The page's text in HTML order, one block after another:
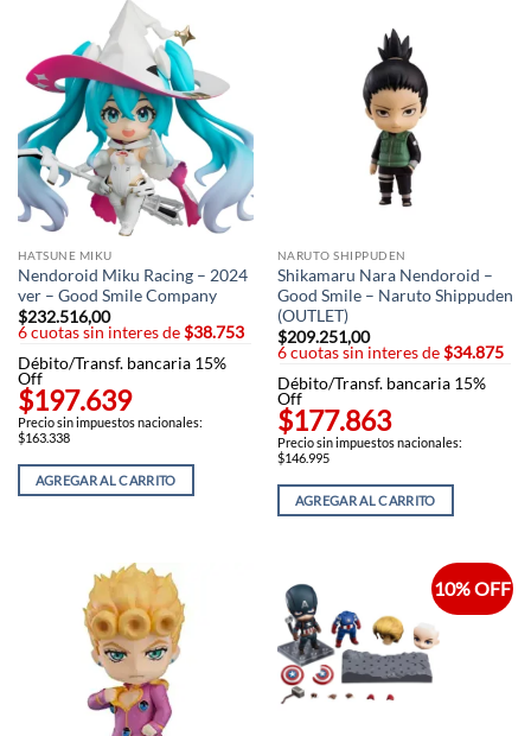
HATSUNE MIKU
Nendoroid Miku Racing – 2024
ver – Good Smile Company
$232.516,00
6 cuotas sin interes de$38.753
Débito/Transf. bancaria 15%
Off
$197.639
Precio sin impuestos nacionales:
$163.338
AGREGAR AL CARRITO
NARUTO SHIPPUDEN
Shikamaru Nara Nendoroid –
Good Smile – Naruto Shippuden
(OUTLET)
$209.251,00
6 cuotas sin interes de$34.875
Débito/Transf. bancaria 15%
Off
$177.863
Precio sin impuestos nacionales:
$146.995
AGREGAR AL CARRITO
10% OFF